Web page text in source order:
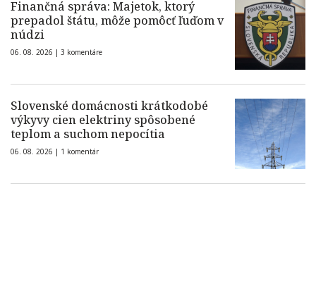
Finančná správa: Majetok, ktorý
prepadol štátu, môže pomôcť ľuďom v
núdzi
06. 08. 2026 | 3 komentáre
Slovenské domácnosti krátkodobé
výkyvy cien elektriny spôsobené
teplom a suchom nepocítia
06. 08. 2026 | 1 komentár